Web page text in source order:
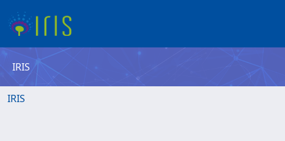
IRIS
IRIS